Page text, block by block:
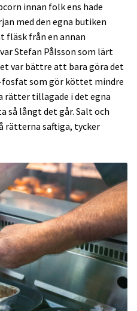
innan folk ens hade
med den egna butiken
fläsk från en annan
Stefan Pålsson som lärt
var bättre att bara göra det
som gör köttet mindre
rätter tillagade i det egna
så långt det går. Salt och
rätterna saftiga, tycker